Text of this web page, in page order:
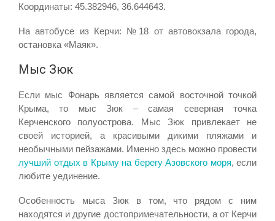
Координаты: 45.382946, 36.644643.
На автобусе из Керчи: №18 от автовокзала города,
остановка «Маяк».
Мыс Зюк
Если мыс Фонарь является самой восточной точкой
Крыма, то мыс Зюк – самая северная точка
Керченского полуострова. Мыс Зюк привлекает не
своей историей, а красивыми дикими пляжами и
необычными пейзажами. Именно здесь можно провести
лучший отдых в Крыму на берегу Азовского моря, если
любите уединение.
Особенность мыса Зюк в том, что рядом с ним
находятся и другие достопримечательности, а от Керчи